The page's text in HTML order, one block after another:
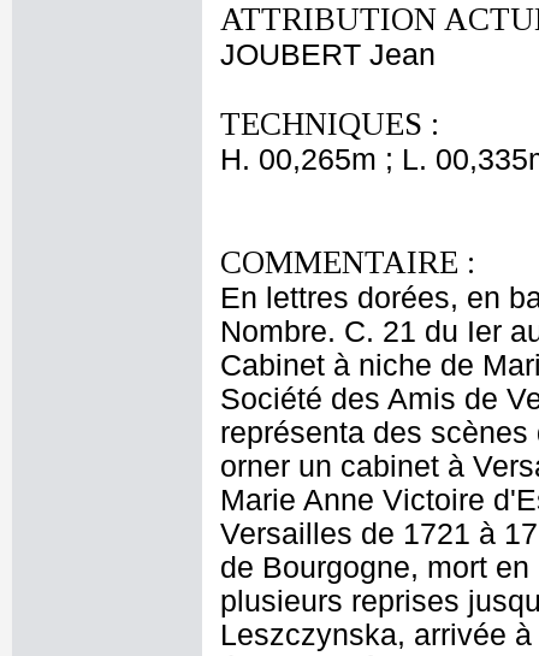
ATTRIBUTION
JOUBERT Jean
TECHNIQUES :
H. 00,265m ; L.
COMMENTAIRE :
En lettres dorées, en
Nombre. C. 21 du Ier
Cabinet à niche de
Société des Amis de
représenta des
orner un cabinet à
Marie Anne Victoire
Versailles de 1721 à
de Bourgogne, mort
plusieurs reprises
Leszczynska, arrivée